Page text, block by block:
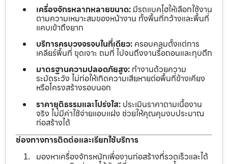
เครื่องจักรหลากหลายขนาด: มีรถแบคโฮให้เลือกใช้งาน
ตามความเหมาะสมของหน้างาน ทั้งพื้นที่กว้างและพื้นที่
แคบเข้าถึงยาก
บริการครบวงจรจบในที่เดียว: ครอบคลุมตั้งแต่การ
เคลียร์พื้นที่ ขุดเจาะ ถมที่ ไปจนถึงงานรื้อถอนและทุบตึก
มาตรฐานความปลอดภัยสูง: ทำงานด้วยความ
ระมัดระวัง ไม่ก่อให้เกิดความเสียหายต่อพื้นที่ข้างเคียง
หรือโครงสร้างรอบนอก
ราคายุติธรรมและโปร่งใส: ประเมินราคาตามเนื้องาน
จริง ไม่มีค่าใช้จ่ายแอบแฝง ช่วยให้คุณคุมงบประมาณ
ก่อสร้างได้
ช่องทางการติดต่อและเรียกใช้บริการ
มองหาเครื่องจักรหนักเพื่องานก่อสร้างที่รวดเร็วและได้